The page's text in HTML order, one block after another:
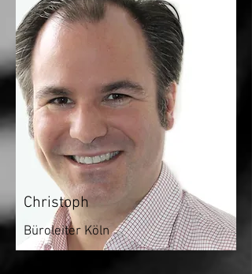
Christoph
Büroleiter Köln